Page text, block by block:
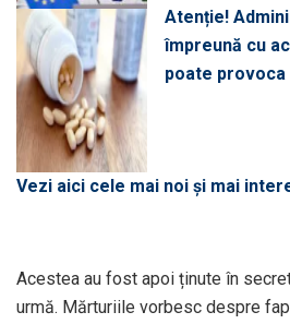
Atenție!
împreună cu
poate
Vezi aici cele mai noi și mai
Acestea au fost apoi ținute în
urmă. Mărturiile vorbesc despre